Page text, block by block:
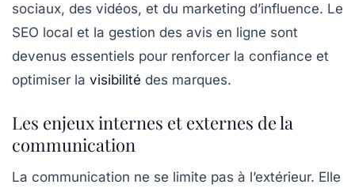
sociaux, des vidéos, et du marketing d’influence. Le
SEO local et la gestion des avis en ligne sont
devenus essentiels pour renforcer la confiance et
optimiser la visibilité des marques.
Les enjeux internes et externes de la
communication
La communication ne se limite pas à l’extérieur. Elle